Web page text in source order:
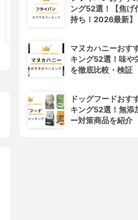
3.15
¥354
ング52選！【焦げ
持ち！2026最新】
マヌカハニーおす
キング52選！味や
を徹底比較・検証
ドッグフードおす
キング52選！無添
ー対策商品を紹介